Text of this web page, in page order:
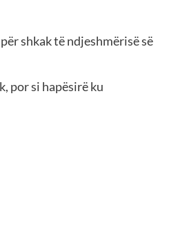
shkak të ndjeshmërisë së
por si hapësirë ku